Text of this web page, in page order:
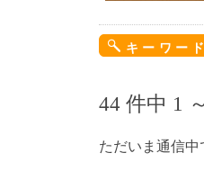
キーワー
44 件中 1
ただいま通信